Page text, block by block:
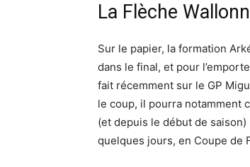
La Flèche
Sur le papier, la formation
dans le final, et pour
fait récemment sur le GP
le coup, il pourra notamment
(et depuis le début de
quelques jours, en Coupe de